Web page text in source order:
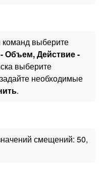
команд выберите
Объем, Действие -
выберите
необходимые
.
смещений: 50,